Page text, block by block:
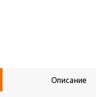
Описание